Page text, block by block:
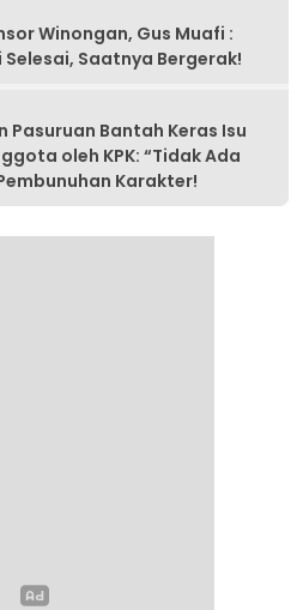
Winongan, Gus Muafi :
Saatnya Bergerak!
Pasuruan Bantah Keras Isu
oleh KPK: “Tidak Ada
Karakter!